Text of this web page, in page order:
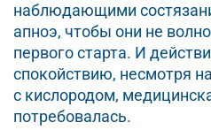
наблюдающими
апноэ, чтобы они не
первого старта. И
спокойствию, несмотря
с кислородом,
потребовалась.